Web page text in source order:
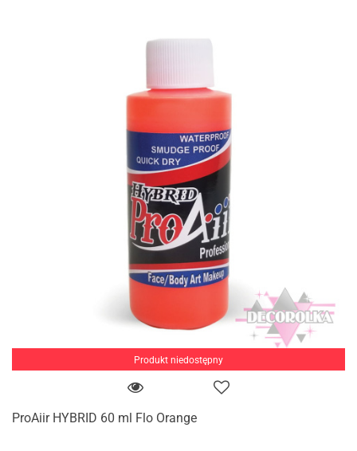
Produkt niedostępny
ProAiir HYBRID 60 ml Flo Orange